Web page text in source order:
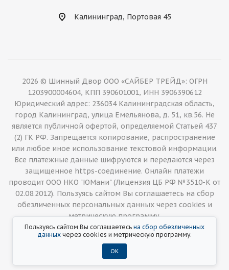
Калининград, Портовая 45
2026 © Шинный Двор ООО «САЙБЕР ТРЕЙД»: ОГРН
1203900004604, КПП 390601001, ИНН 3906390612
Юридический адрес: 236034 Калининградская область,
город Калининград, улица Емельянова, д. 51, кв.56. Не
является публичной офертой, определяемой Статьей 437
(2) ГК РФ. Запрещается копирование, распространение
или любое иное использование текстовой информации.
Все платежные данные шифруются и передаются через
защищенное https-соединение. Онлайн платежи
проводит ООО НКО "ЮМани" (Лицензия ЦБ РФ №3510-К от
02.08.2012). Пользуясь сайтом Вы соглашаетесь на сбор
обезличенных персональных данных через cookies и
метрическую программу.
Пользуясь сайтом Вы соглашаетесь на сбор обезличенных
данныхчерез cookies и метрическую программу.
ОК